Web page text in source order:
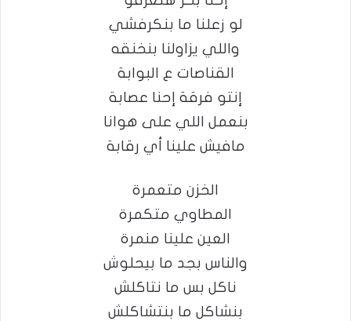
لو زعلنا ما بنكرفشي
واللي يزاولنا بنخنقه
القناصات ع البوابة
إنتو فرقة إحنا عصابة
بنعمل اللي على هوانا
مافيش علينا أي رقابة
الخزن متعمرة
المطاوي متكمرة
العين علينا منمرة
والناس بجد ما بيحلوش
ناكل بس ما نتاكلش
بنشاكل ما بنتشاكلش